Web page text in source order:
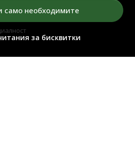
само необходимите
за бисквитки